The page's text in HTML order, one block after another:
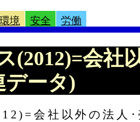
環境 安全 労働
(2012)=会社
データ)
会社以外の法人